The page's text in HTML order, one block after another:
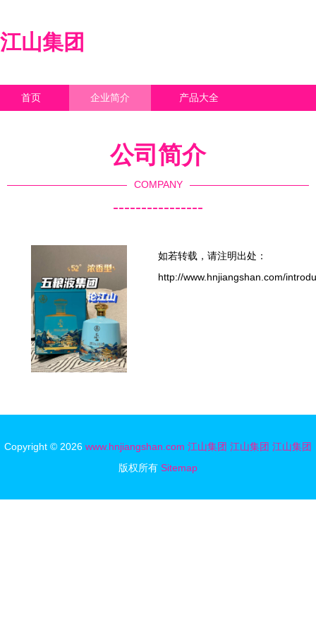
江山集团
首页 企业简介 产品大全
公司简介
COMPANY
----------------
如若转载，请注明出处：
http://www.hnjiangshan.com/
Copyright © 2026 www.hnjiangshan.com 江山集团 江山集团 江山集团
版权所有 Sitemap